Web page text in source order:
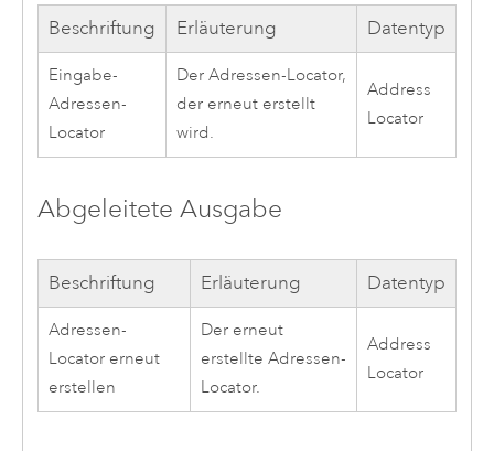
Beschriftung Erläuterung Datentyp
Eingabe-
Adressen-
Locator
Der Adressen-Locator,
der erneut erstellt
wird.
Address
Locator
Abgeleitete Ausgabe
Beschriftung Erläuterung Datentyp
Adressen-
Locator erneut
erstellen
Der erneut
erstellte Adressen-
Locator.
Address
Locator